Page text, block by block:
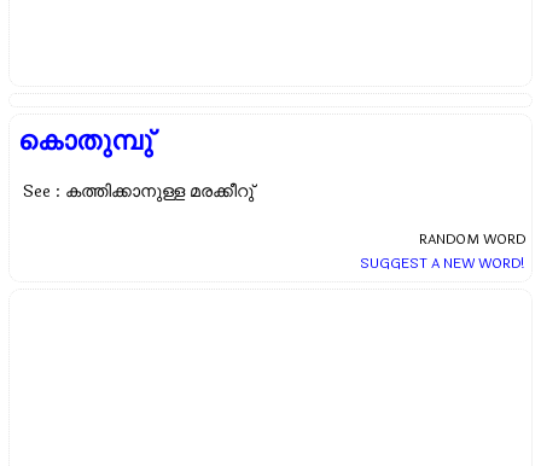
കൊതുമ്പു്
See : കത്തിക്കാനുള്ള മരക്കീറു്‌
RANDOM WORD
SUGGEST A NEW WORD!